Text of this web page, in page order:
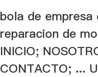
bola de empresa
reparacion de
INICIO;
CONTACTO; ...